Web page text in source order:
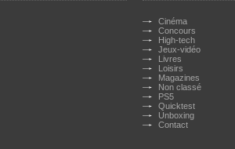
Cinéma
Concours
High-tech
Jeux-vidéo
Livres
Loisirs
Magazines
Non classé
PS5
Quicktest
Unboxing
Contact